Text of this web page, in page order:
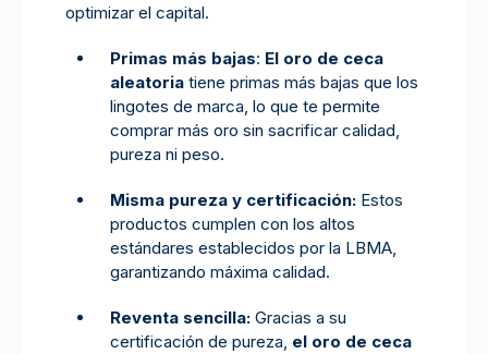
optimizar el capital.
Primas más bajas: El oro de ceca
aleatoria tiene primas más bajas que los
lingotes de marca, lo que te permite
comprar más oro sin sacrificar calidad,
pureza ni peso.
Misma pureza y certificación: Estos
productos cumplen con los altos
estándares establecidos por la LBMA,
garantizando máxima calidad.
Reventa sencilla: Gracias a su
certificación de pureza, el oro de ceca